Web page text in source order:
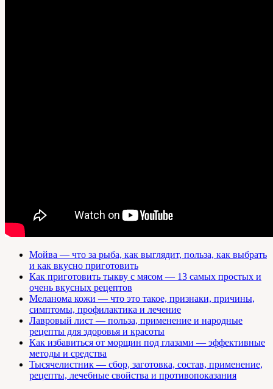
Мойва — что за рыба, как выглядит, польза, как выбрать
и как вкусно приготовить
Как приготовить тыкву с мясом — 13 самых простых и
очень вкусных рецептов
Меланома кожи — что это такое, признаки, причины,
симптомы, профилактика и лечение
Лавровый лист — польза, применение и народные
рецепты для здоровья и красоты
Как избавиться от морщин под глазами — эффективные
методы и средства
Тысячелистник — сбор, заготовка, состав, применение,
рецепты, лечебные свойства и противопоказания